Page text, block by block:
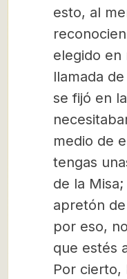
esto, al
elegido en
llamada
se fijó en
medio de
tengas
de la
apretón de
por eso,
que estés
Por cierto,